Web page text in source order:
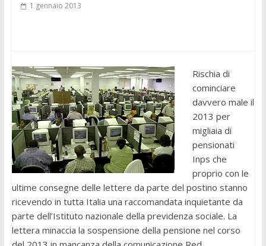
1 gennaio 2013
Rischia di
cominciare
davvero male il
2013 per
migliaia di
pensionati
Inps che
proprio con le
ultime consegne delle lettere da parte del postino stanno
ricevendo in tutta Italia una raccomandata inquietante da
parte dell’Istituto nazionale della previdenza sociale. La
lettera minaccia la sospensione della pensione nel corso